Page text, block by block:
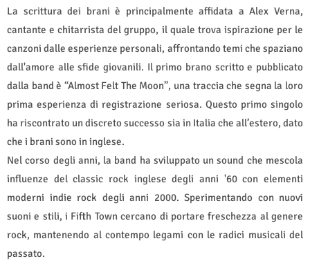
La scrittura dei brani è principalmente affidata a Alex Verna,
cantante e chitarrista del gruppo, il quale trova ispirazione per le
canzoni dalle esperienze personali, affrontando temi che spaziano
dall'amore alle sfide giovanili. Il primo brano scritto e pubblicato
dalla band è “Almost Felt The Moon”, una traccia che segna la loro
prima esperienza di registrazione seriosa. Questo primo singolo
ha riscontrato un discreto successo sia in Italia che all’estero, dato
che i brani sono in inglese.
Nel corso degli anni, la band ha sviluppato un sound che mescola
influenze del classic rock inglese degli anni '60 con elementi
moderni indie rock degli anni 2000. Sperimentando con nuovi
suoni e stili, i Fifth Town cercano di portare freschezza al genere
rock, mantenendo al contempo legami con le radici musicali del
passato.